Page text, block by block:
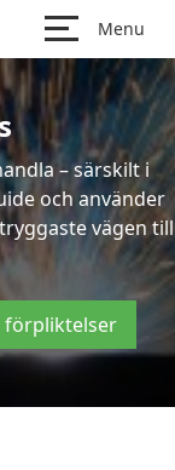
Menu
– särskilt i
och använder
vägen till
förpliktelser